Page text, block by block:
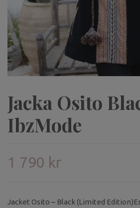
Jacka Osito
IbzMode
1 790 kr
Jacket Osito – Black (Limited